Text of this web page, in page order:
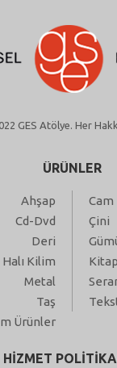
GES Atölye. Her
ÜRÜNLER
Ahşap
Cam
Cd-Dvd
Çini
Deri
Halı Kilim
Kitap
Metal
Taş
Ürünler
HİZMET